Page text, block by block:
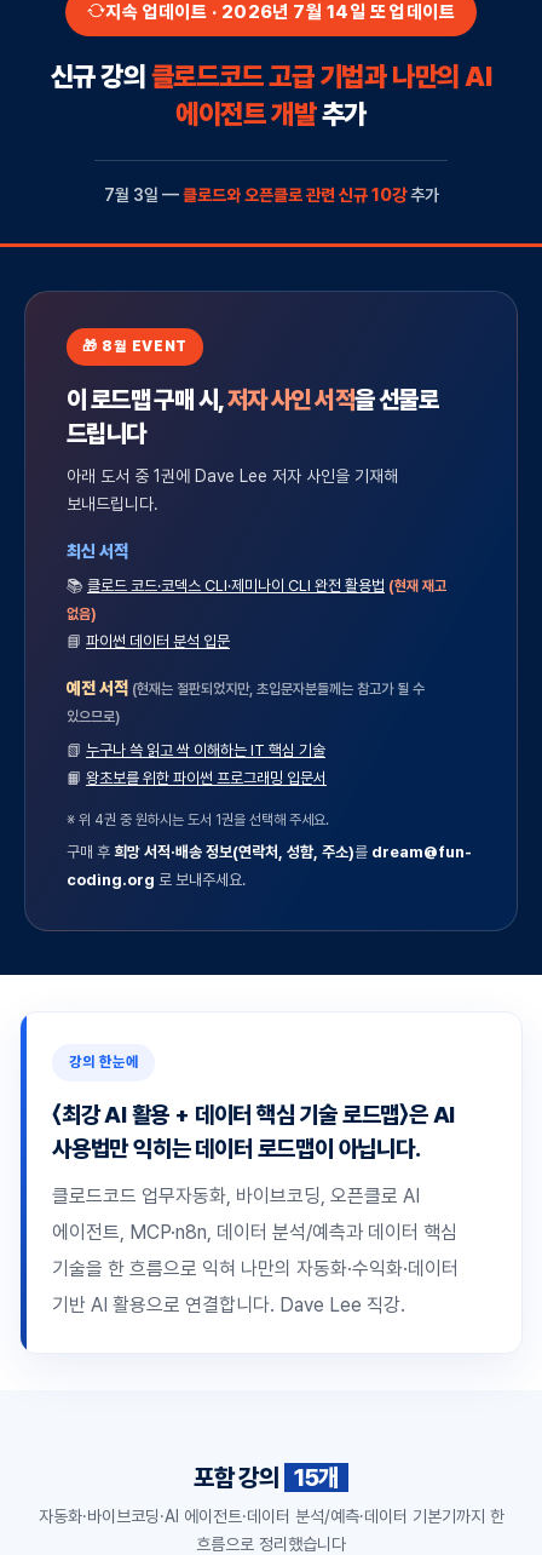
지속 업데이트 · 2026년 7월 14일 또 업데이트
신규 강의 클로드코드 고급 기법과 나만의 AI
에이전트 개발추가
7월 3일 —클로드와 오픈클로 관련 신규 10강추가
🎁 8월 EVENT
이 로드맵 구매 시,저자 사인 서적을 선물로
드립니다
아래 도서 중 1권에 Dave Lee 저자 사인을 기재해
보내드립니다.
최신 서적
📚 클로드 코드·코덱스 CLI·제미나이 CLI 완전 활용법 (현재 재고
없음)
📘 파이썬 데이터 분석 입문
예전 서적 (현재는 절판되었지만, 초입문자분들께는 참고가 될 수
있으므로)
📗 누구나 쓱 읽고 싹 이해하는 IT 핵심 기술
📙 왕초보를 위한 파이썬 프로그래밍 입문서
※ 위 4권 중 원하시는 도서 1권을 선택해 주세요.
구매 후 희망 서적·배송 정보(연락처, 성함, 주소)를 dream@fun-
coding.org 로 보내주세요.
강의 한눈에
〈최강 AI 활용 + 데이터 핵심 기술 로드맵〉은 AI
사용법만 익히는 데이터 로드맵이 아닙니다.
클로드코드 업무자동화, 바이브코딩, 오픈클로 AI
에이전트, MCP·n8n, 데이터 분석/예측과 데이터 핵심
기술을 한 흐름으로 익혀 나만의 자동화·수익화·데이터
기반 AI 활용으로 연결합니다. Dave Lee 직강.
포함 강의 15개
자동화·바이브코딩·AI 에이전트·데이터 분석/예측·데이터 기본기까지 한
흐름으로 정리했습니다